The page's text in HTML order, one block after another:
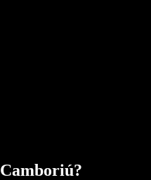
Camboriú?